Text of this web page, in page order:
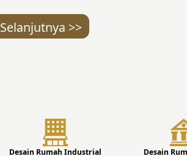
Selanjutnya >>
Desain Rumah Industrial Desain